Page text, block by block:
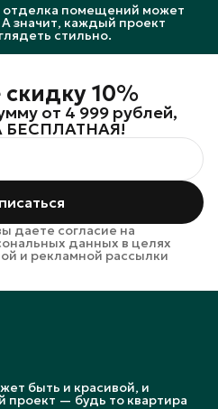
отделка помещений может
значит, каждый проект
стильно.
10%
от 4 999 рублей,
даете согласие на
данных в целях
и рекламной рассылки
быть и красивой, и
проект — будь то квартира